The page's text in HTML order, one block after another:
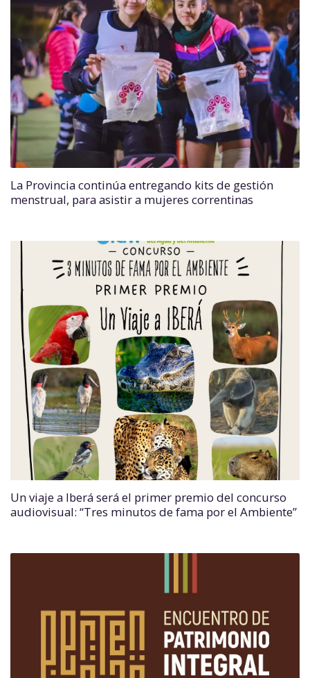
La Provincia continúa entregando kits de gestión
menstrual, para asistir a mujeres correntinas
Un viaje a Iberá será el primer premio del concurso
audiovisual: “Tres minutos de fama por el Ambiente”